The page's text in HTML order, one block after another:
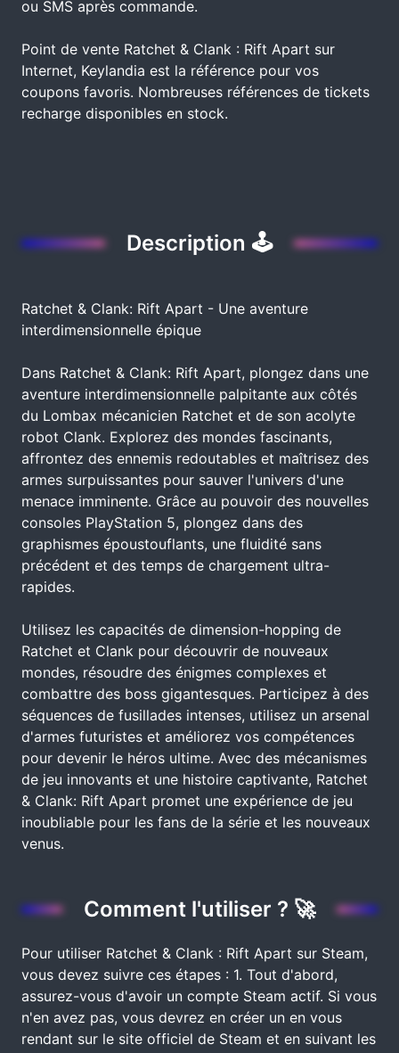
ou SMS après commande.
Point de vente Ratchet & Clank : Rift Apart sur
Internet, Keylandia est la référence pour vos
coupons favoris. Nombreuses références de tickets
recharge disponibles en stock.
Description 🕹
Ratchet & Clank: Rift Apart - Une aventure
interdimensionnelle épique
Dans Ratchet & Clank: Rift Apart, plongez dans une
aventure interdimensionnelle palpitante aux côtés
du Lombax mécanicien Ratchet et de son acolyte
robot Clank. Explorez des mondes fascinants,
affrontez des ennemis redoutables et maîtrisez des
armes surpuissantes pour sauver l'univers d'une
menace imminente. Grâce au pouvoir des nouvelles
consoles PlayStation 5, plongez dans des
graphismes époustouflants, une fluidité sans
précédent et des temps de chargement ultra-
rapides.
Utilisez les capacités de dimension-hopping de
Ratchet et Clank pour découvrir de nouveaux
mondes, résoudre des énigmes complexes et
combattre des boss gigantesques. Participez à des
séquences de fusillades intenses, utilisez un arsenal
d'armes futuristes et améliorez vos compétences
pour devenir le héros ultime. Avec des mécanismes
de jeu innovants et une histoire captivante, Ratchet
& Clank: Rift Apart promet une expérience de jeu
inoubliable pour les fans de la série et les nouveaux
venus.
Comment l'utiliser ? 🚀
Pour utiliser Ratchet & Clank : Rift Apart sur Steam,
vous devez suivre ces étapes : 1. Tout d'abord,
assurez-vous d'avoir un compte Steam actif. Si vous
n'en avez pas, vous devrez en créer un en vous
rendant sur le site officiel de Steam et en suivant les